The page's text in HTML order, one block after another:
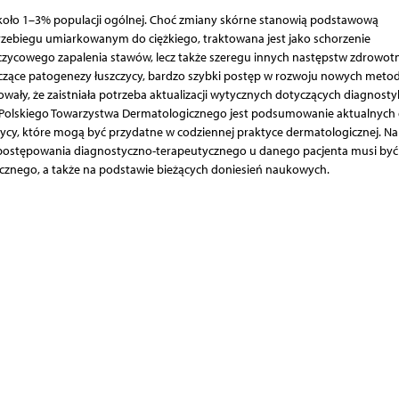
1–3% populacji ogólnej. Choć zmiany skórne stanowią podstawową
umiarkowanym do ciężkiego, traktowana jest jako schorzenie
zapalenia stawów, lecz także szeregu innych następstw
patogenezy łuszczycy, bardzo szybki postęp w rozwoju nowych
że zaistniała potrzeba aktualizacji wytycznych dotyczących
Towarzystwa Dermatologicznego jest podsumowanie aktualnych
które mogą być przydatne w codziennej praktyce dermatologicznej.
diagnostyczno-terapeutycznego u danego pacjenta musi
a także na podstawie bieżących doniesień naukowych.